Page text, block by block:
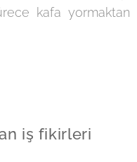
kafa yormaktan
iş fikirleri